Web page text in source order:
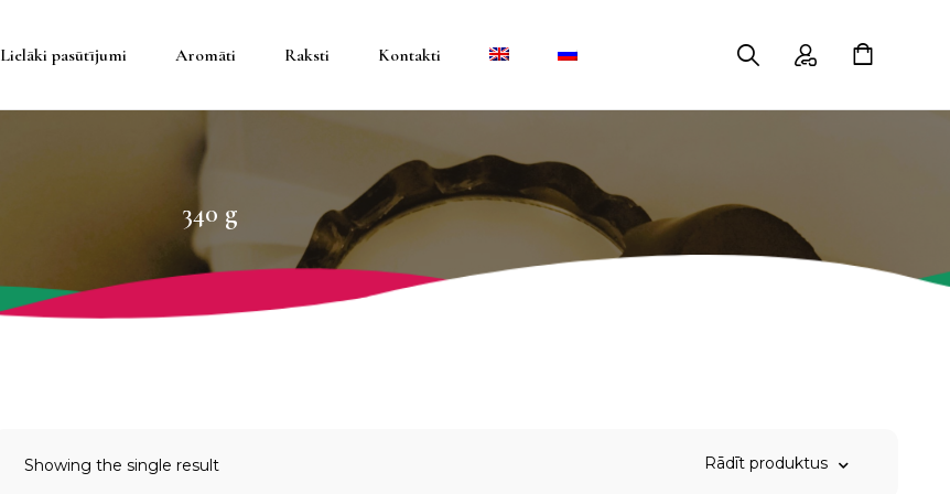
Lielāki pasūtījumi Aromāti Raksti Kontakti
340 g
Showing the single result